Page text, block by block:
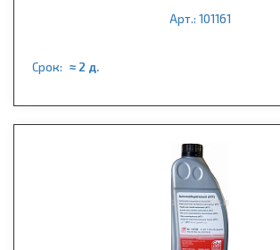
Арт.: 101161
Срок: ≈ 2 д.